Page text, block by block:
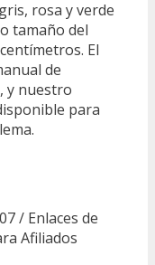
rosa y verde
tamaño del
El
de
y nuestro
para
/ Enlaces de
Afiliados